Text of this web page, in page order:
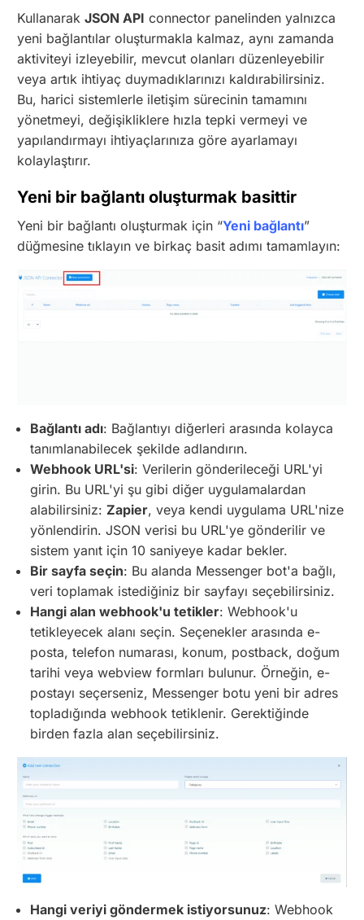
KullanarakJSON API connector panelinden yalnızca
yeni bağlantılar oluşturmakla kalmaz, aynı zamanda
aktiviteyi izleyebilir, mevcut olanları düzenleyebilir
veya artık ihtiyaç duymadıklarınızı kaldırabilirsiniz.
Bu, harici sistemlerle iletişim sürecinin tamamını
yönetmeyi, değişikliklere hızla tepki vermeyi ve
yapılandırmayı ihtiyaçlarınıza göre ayarlamayı
kolaylaştırır.
Yeni bir bağlantı oluşturmak basittir
Yeni bir bağlantı oluşturmak için “Yeni bağlantı”
düğmesine tıklayın ve birkaç basit adımı tamamlayın:
Bağlantı adı: Bağlantıyı diğerleri arasında kolayca
tanımlanabilecek şekilde adlandırın.
Webhook URL'si: Verilerin gönderileceği URL'yi
girin. Bu URL'yi şu gibi diğer uygulamalardan
alabilirsiniz:Zapier, veya kendi uygulama URL'nize
yönlendirin. JSON verisi bu URL'ye gönderilir ve
sistem yanıt için 10 saniyeye kadar bekler.
Bir sayfa seçin: Bu alanda Messenger bot'a bağlı,
veri toplamak istediğiniz bir sayfayı seçebilirsiniz.
Hangi alan webhook'u tetikler: Webhook'u
tetikleyecek alanı seçin. Seçenekler arasında e-
posta, telefon numarası, konum, postback, doğum
tarihi veya webview formları bulunur. Örneğin, e-
postayı seçerseniz, Messenger botu yeni bir adres
topladığında webhook tetiklenir. Gerektiğinde
birden fazla alan seçebilirsiniz.
Hangi veriyi göndermek istiyorsunuz: Webhook